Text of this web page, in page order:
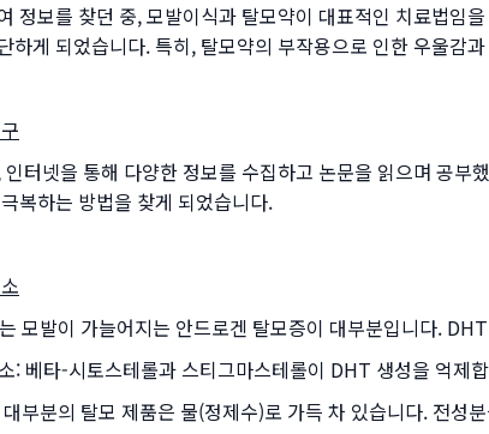
정보를 찾던 중, 모발이식과 탈모약이 대표적인 치료법임
하게 되었습니다. 특히, 탈모약의 부작용으로 인한 우울감
터넷을 통해 다양한 정보를 수집하고 논문을 읽으며 공
복하는 방법을 찾게 되었습니다.
모발이 가늘어지는 안드로겐 탈모증이 대부분입니다.
: 베타-시토스테롤과 스티그마스테롤이 DHT 생성을 억제
부분의 탈모 제품은 물(정제수)로 가득 차 있습니다. 전성